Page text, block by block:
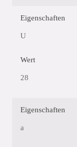
Eigenschaften
U
Wert
28
Eigenschaften
a